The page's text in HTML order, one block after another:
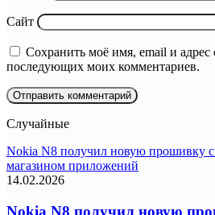
Сайт
Сохранить моё имя, email и адрес
последующих моих комментариев.
Случайные
Nokia N8 получил новую прошивку
магазином приложений
14.02.2026
Nokia N8 получил новую